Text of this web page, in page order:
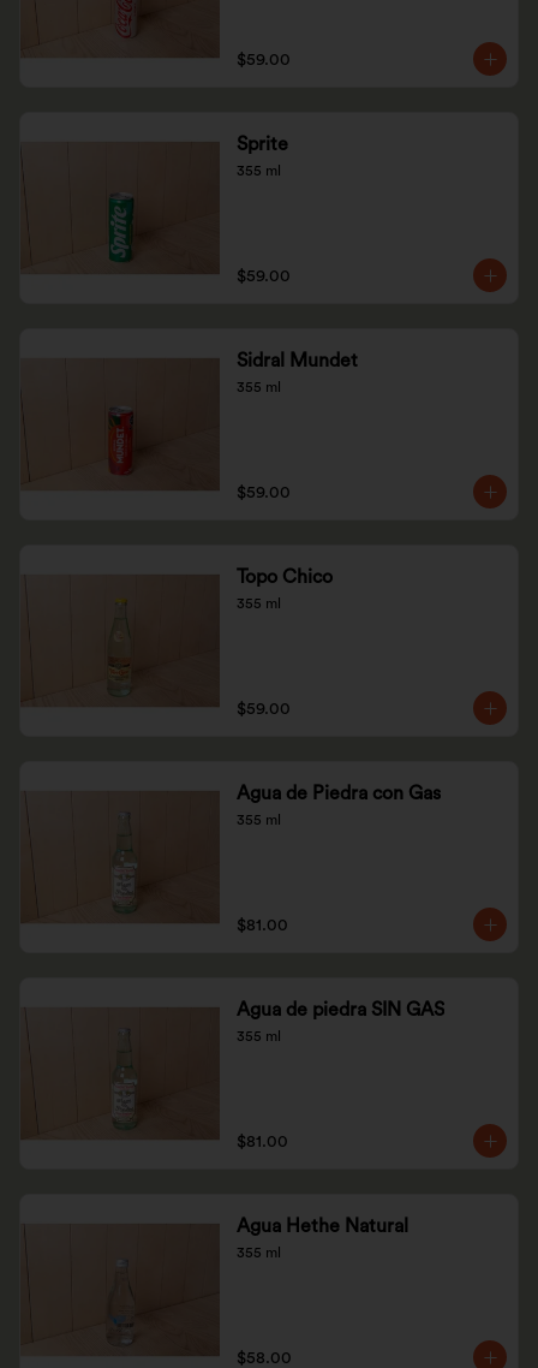
$59.00
Sprite
355 ml
$59.00
Sidral Mundet
355 ml
$59.00
Topo Chico
355 ml
$59.00
Agua de Piedra con Gas
355 ml
$81.00
Agua de piedra SIN GAS
355 ml
$81.00
Agua Hethe Natural
355 ml
$58.00